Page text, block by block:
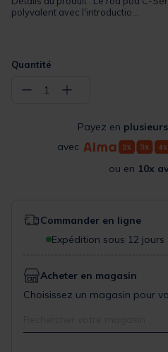
polyvalent avec l'introductio...
Quantité
− 1 +
Payez en
avec
ou en 10x
Commander en ligne
Expédition sous 12 jours
Acheter en magasin
Choisissez un magasin pour